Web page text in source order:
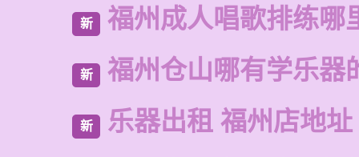
新 福州成人唱歌排练哪
新 福州仓山哪有学乐器
新 乐器出租 福州店地址